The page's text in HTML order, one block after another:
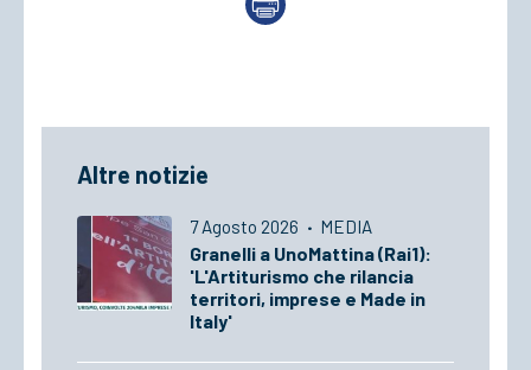
Altre notizie
7 Agosto 2026 · MEDIA
Granelli a UnoMattina (Rai1):
'L'Artiturismo che rilancia
territori, imprese e Made in
Italy'